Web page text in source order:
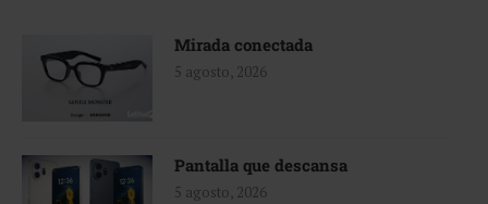
Mirada conectada
5 agosto, 2026
Pantalla que descansa
5 agosto, 2026